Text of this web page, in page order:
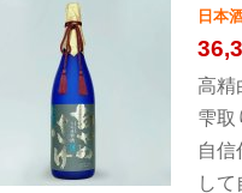
日本
高精
雫取
自信
し